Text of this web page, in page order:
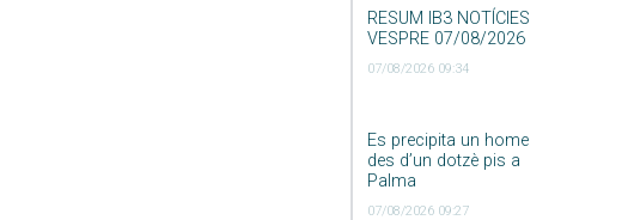
RESUM IB3 NOTÍCIES
VESPRE 07/08/2026
07/08/2026 09:34
Es precipita un home
des d’un dotzè pis a
Palma
07/08/2026 09:27